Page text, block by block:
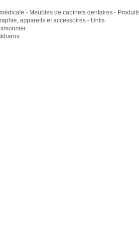
- Meubles de cabinets dentaires -
appareils et accessoires - Units